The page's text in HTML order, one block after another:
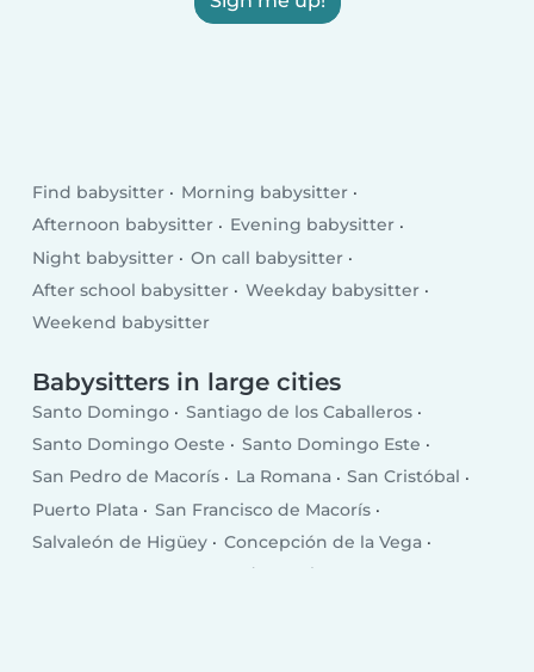
Find babysitter
Morning babysitter
Afternoon babysitter
Evening babysitter
Night babysitter
On call babysitter
After school babysitter
Weekday babysitter
Weekend babysitter
Babysitters in large cities
Santo Domingo
Santiago de los Caballeros
Santo Domingo Oeste
Santo Domingo Este
San Pedro de Macorís
La Romana
San Cristóbal
Puerto Plata
San Francisco de Macorís
Salvaleón de Higüey
Concepción de la Vega
Santa Cruz de Barahona